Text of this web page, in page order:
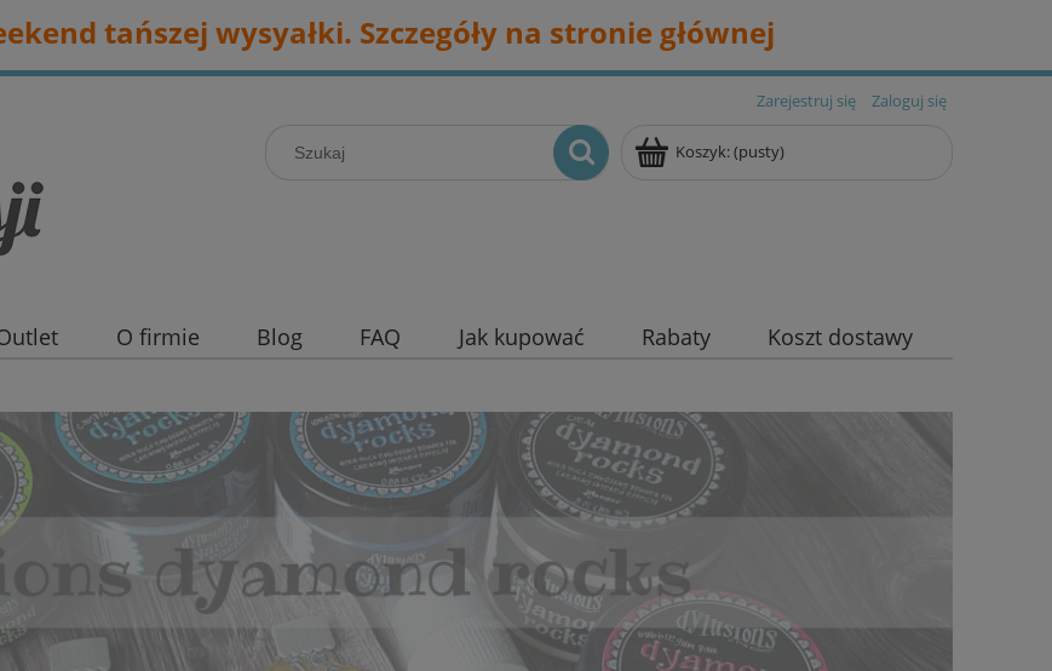
tańszej wysyałki. Szczegóły na stronie głównej
Zarejestruj się Zaloguj się
Koszyk:(pusty)
O firmie Blog FAQ Jak kupować Rabaty Koszt dostawy